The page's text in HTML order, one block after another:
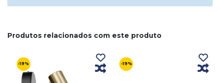
Produtos relacionados com este produto
-19% -19%